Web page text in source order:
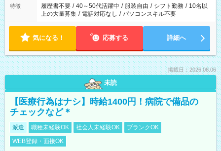
特徴 履歴書不要 / 40～50代活躍中 / 服装自由 / シフト勤務 / 10名以
上の大量募集 / 電話対応なし / パソコンスキル不要
気になる！ 応募する 詳細へ
掲載日：2026.08.06
未読
【医療行為はナシ】時給1400円！病院で備品の
チェックなど＊
派遣 職種未経験OK 社会人未経験OK
ブランクOK
WEB登録・面接OK